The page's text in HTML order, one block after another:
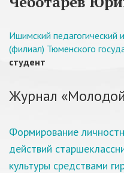
Ишимский педагогический
(филиал) Тюменского
студент
Журнал
Формирование
действий
культуры средствами